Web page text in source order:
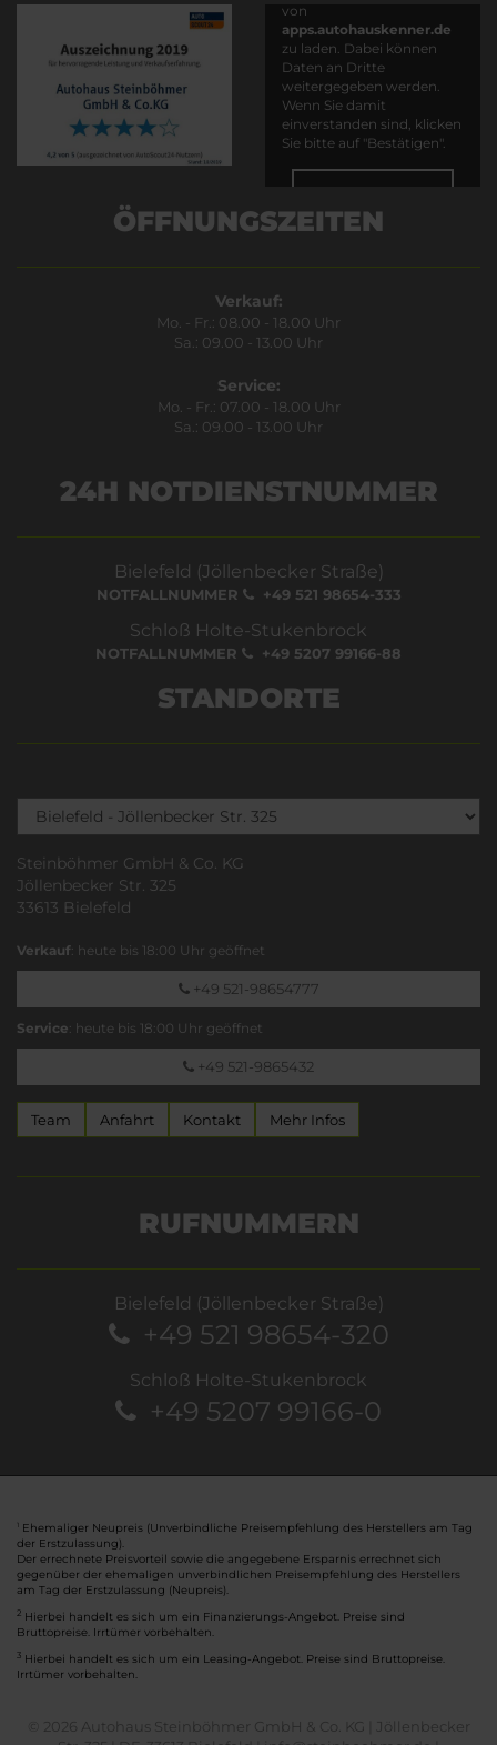
von
apps.autohauskenner.de
zu laden. Dabei können
Daten an Dritte
weitergegeben werden.
Wenn Sie damit
einverstanden sind, klicken
Sie bitte auf "Bestätigen".
ÖFFNUNGSZEITEN
Verkauf:
Mo. - Fr.: 08.00 - 18.00 Uhr
Sa.: 09.00 - 13.00 Uhr
Service:
Mo. - Fr.: 07.00 - 18.00 Uhr
Sa.: 09.00 - 13.00 Uhr
24H NOTDIENSTNUMMER
Bielefeld (Jöllenbecker Straße)
NOTFALLNUMMER +49 521 98654-333
Schloß Holte-Stukenbrock
NOTFALLNUMMER +49 5207 99166-88
STANDORTE
Steinböhmer GmbH & Co. KG
Jöllenbecker Str. 325
33613 Bielefeld
Verkauf: heute bis 18:00 Uhr geöffnet
+49 521-98654777
Service: heute bis 18:00 Uhr geöffnet
+49 521-9865432
Team Anfahrt Kontakt Mehr Infos
RUFNUMMERN
Bielefeld (Jöllenbecker Straße)
+49 521 98654-320
Schloß Holte-Stukenbrock
+49 5207 99166-0
Ehemaliger Neupreis (Unverbindliche Preisempfehlung des Herstellers am Tag
der Erstzulassung).
Der errechnete Preisvorteil sowie die angegebene Ersparnis errechnet sich
gegenüber der ehemaligen unverbindlichen Preisempfehlung des Herstellers
am Tag der Erstzulassung (Neupreis).
2 Hierbei handelt es sich um ein Finanzierungs-Angebot. Preise sind
Bruttopreise. Irrtümer vorbehalten.
3 Hierbei handelt es sich um ein Leasing-Angebot. Preise sind Bruttopreise.
Irrtümer vorbehalten.
© 2026 Autohaus Steinböhmer GmbH & Co. KG | Jöllenbecker